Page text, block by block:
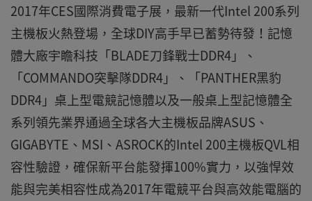
2017年CES國際消費電子展，最新一代Intel 200系列
主機板火熱登場，全球DIY高手早已蓄勢待發！記憶
體大廠宇瞻科技「BLADE刀鋒戰士DDR4」、
「COMMANDO突擊隊DDR4」、「PANTHER黑豹
DDR4」桌上型電競記憶體以及一般桌上型記憶體全
系列領先業界通過全球各大主機板品牌ASUS、
GIGABYTE、MSI、ASROCK的Intel 200主機板QVL相
容性驗證，確保新平台能發揮100%實力，以強悍效
能與完美相容性成為2017年電競平台與高效能電腦的